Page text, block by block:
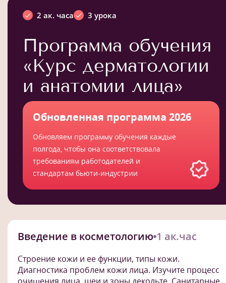
2 ак. часа 3 урока
Программа обучения
«Курс дерматологии
и анатомии лица»
Обновленная программа 2026
Обновляем программу обучения каждые
полгода, чтобы она соответствовала
требованиям работодателей и
стандартам бьюти-индустрии
Введение в косметологию 1 ак.час
Строение кожи и ее функции, типы кожи.
Диагностика проблем кожи лица. Изучите процесс
очищения лица, шеи и зоны декольте. Санитарные